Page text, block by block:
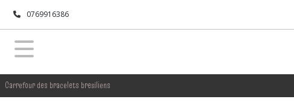
0769916386
Carrefour des bracelets bresiliens